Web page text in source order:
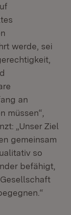
werde, sei
an
müssen“,
„Unser Ziel
gemeinsam
so
befähigt,